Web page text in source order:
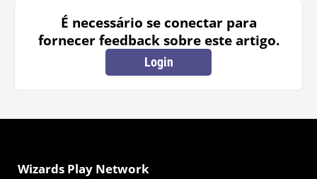
É necessário se conectar para
fornecer feedback sobre este artigo.
Login
Wizards Play Network